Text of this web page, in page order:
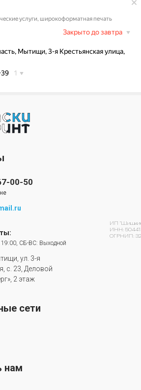
ул. 3-я
с. 23, Деловой
2 этаж
СБ-ВС: Выходной
00-50
нам
сети
ИП
ИНН:
ОГРНИП: